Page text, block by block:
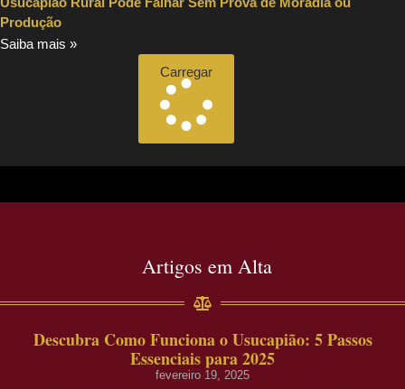
Produção
Saiba mais »
Carregar
Artigos em Alta
Descubra Como Funciona o Usucapião: 5 Passos
Essenciais para 2025
fevereiro 19, 2025